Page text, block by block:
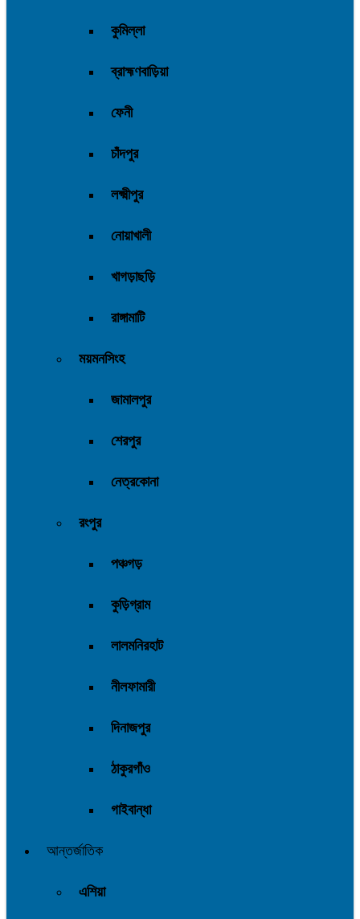
কুমিল্লা
ব্রাহ্মণবাড়িয়া
ফেনী
চাঁদপুর
লক্ষ্মীপুর
নোয়াখালী
খাগড়াছড়ি
রাঙ্গামাটি
ময়মনসিংহ
জামালপুর
শেরপুর
নেত্রকোনা
রংপুর
পঞ্চগড়
কুড়িগ্রাম
লালমনিরহাট
নীলফামারী
দিনাজপুর
ঠাকুরগাঁও
গাইবান্ধা
আন্তর্জাতিক
এশিয়া